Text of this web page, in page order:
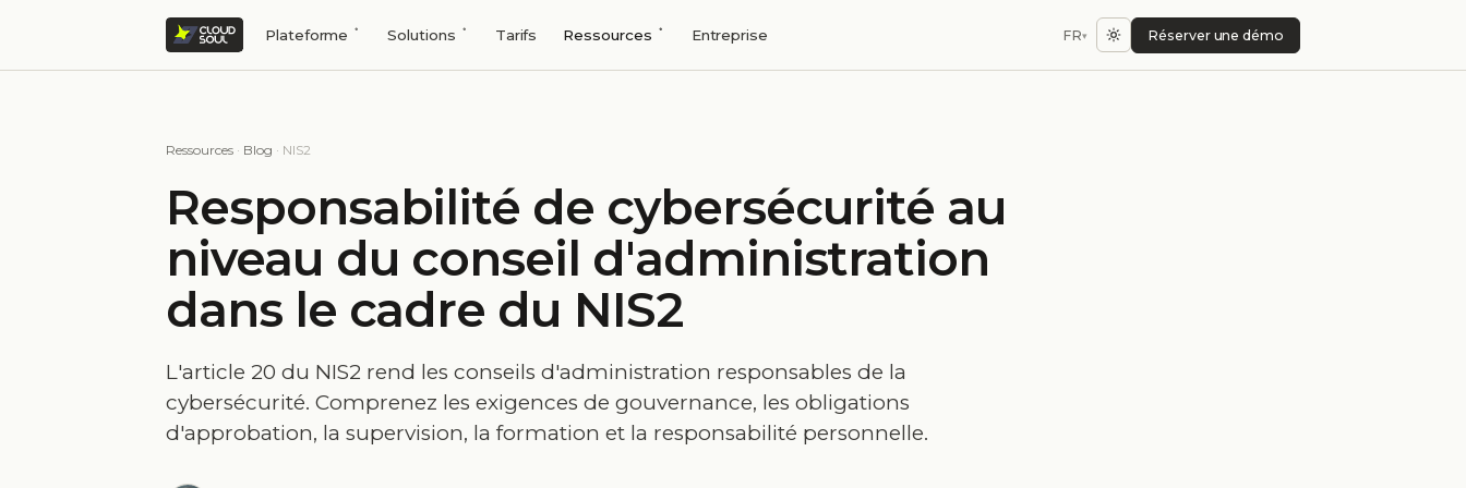
Plateforme Solutions Tarifs Ressources Entreprise FR▾ Réserver une démo
Ressources · Blog · NIS2
Responsabilité de cybersécurité au
niveau du conseil d'administration
dans le cadre du NIS2
L'article 20 du NIS2 rend les conseils d'administration responsables de la
cybersécurité. Comprenez les exigences de gouvernance, les obligations
d'approbation, la supervision, la formation et la responsabilité personnelle.